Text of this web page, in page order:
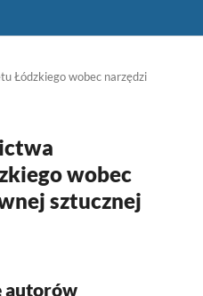
Łódzkiego wobec narzędzi
wobec
sztucznej
autorów